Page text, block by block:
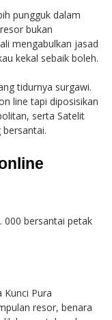
pungguk dalam
bukan
mengabulkan jasad
kekal sebaik boleh.
tidurnya surgawi.
line tapi diposisikan
serta Satelit
000 bersantai petak
Kunci Pura
resor, benara